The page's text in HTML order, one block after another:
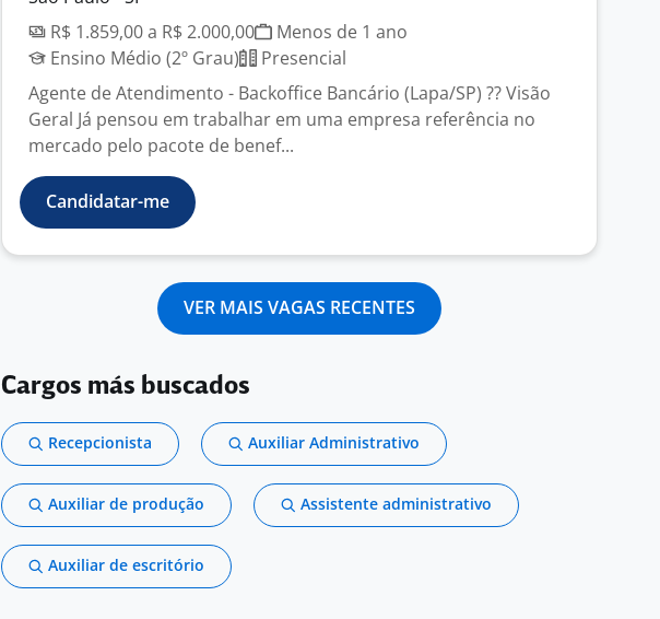
R$ 1.859,00 a R$ 2.000,00
Menos de 1 ano
Ensino Médio (2º Grau)
Presencial
Agente de Atendimento - Backoffice Bancário (Lapa/SP) ?? Visão
Geral Já pensou em trabalhar em uma empresa referência no
mercado pelo pacote de benef...
Candidatar-me
VER MAIS VAGAS RECENTES
Cargos más buscados
Recepcionista Auxiliar Administrativo
Auxiliar de produção Assistente administrativo
Auxiliar de escritório